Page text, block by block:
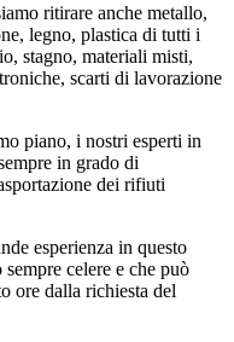
ritirare anche metallo,
legno, plastica di tutti i
stagno, materiali misti,
scarti di lavorazione
piano, i nostri esperti in
in grado di
dei rifiuti
esperienza in questo
celere e che può
ore dalla richiesta del